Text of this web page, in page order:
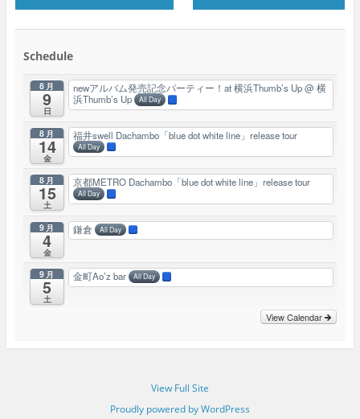
Schedule
8月
9
日
newアルバム発売記念パーティー！at 横浜Thumb’s Up@ 横
浜Thumb’s Up
All Day
8月
14
金
福井swell Dachambo「blue dot white line」release tour
All Day
8月
15
土
京都METRO Dachambo「blue dot white line」release tour
All Day
9月
4
金
鎌倉 All Day
9月
5
土
金町Ao’z bar All Day
View Calendar
View Full Site
Proudly powered by WordPress